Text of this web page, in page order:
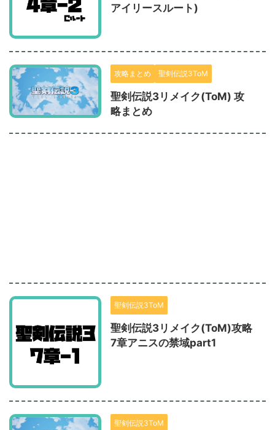
アイリースルート)
攻略まとめ 聖剣伝説3ToM
聖剣伝説3リメイク(ToM) 攻
略まとめ
聖剣伝説3ToM
聖剣伝説3リメイク(ToM)攻略
7章アニスの禁域part1
聖剣伝説3ToM